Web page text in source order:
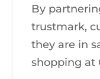
By
trustmark,
they are in
shopping at